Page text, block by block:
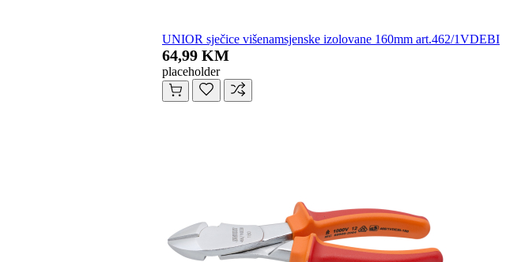
UNIOR sječice višenamsjenske izolovane 160mm art.462/1VDEBI
64,99 KM
placeholder